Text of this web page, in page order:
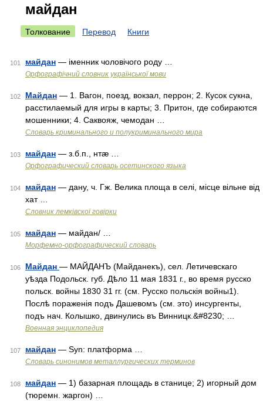
майдан
Толкование Перевод Книги
101 майдан — іменник чоловічого роду …
Орфографічний словник української мови
102 Майдан — 1. Вагон, поезд, вокзал, перрон; 2. Кусок сукна,
расстилаемый для игры в карты; 3. Притон, где собираются
мошенники; 4. Саквояж, чемодан …
Словарь криминального и полукриминального мира
103 майдан — з.б.п., нтæ …
Орфографический словарь осетинского языка
104 майдан — дану, ч. Гж. Велика площа в селі, місце вільне від
хат …
Словник лемківскої говірки
105 майдан — майдан/ …
Морфемно-орфографический словарь
106 Майдан — МАЙДАНЪ (Майданекъ), сел. Летичевскаго
уѣзда Подольск. губ. Дѣло 11 мая 1831 г., во время русско
польск. войны 1830 31 гг. (см. Русско польскія войны1).
Послѣ пораженія подъ Дашевомъ (см. это) инсургенты,
подъ нач. Колышко, двинулись въ Винницк.&#8230; …
Военная энциклопедия
107 майдан — Syn: платформа …
Словарь синонимов металлургических терминов
108 майдан — 1) базарная площадь в станице; 2) игорный дом
(тюремн. жаргон) …